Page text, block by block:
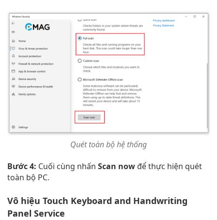
Quét toàn bộ hệ thống
Bước 4: Cuối cùng nhấn Scan now để thực hiện quét
toàn bộ PC.
Vô hiệu Touch Keyboard and Handwriting
Panel Service